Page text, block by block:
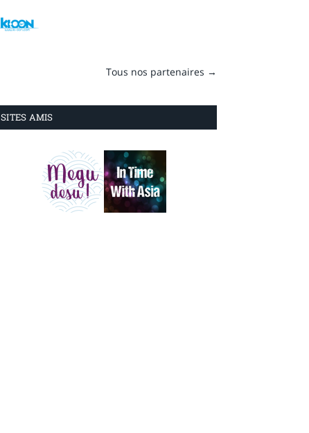
Tous nos partenaires →
SITES AMIS